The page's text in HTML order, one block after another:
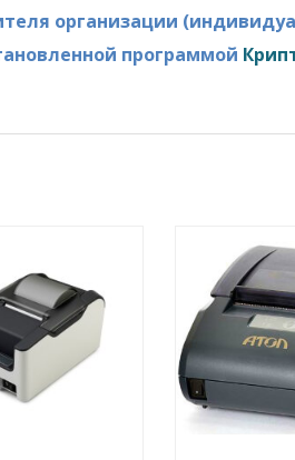
организации
программой